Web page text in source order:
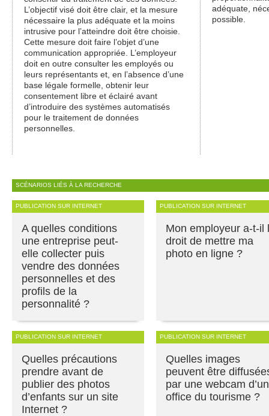
L’objectif visé doit être clair, et la mesure
nécessaire la plus adéquate et la moins
intrusive pour l’atteindre doit être choisie.
Cette mesure doit faire l’objet d’une
communication appropriée. L’employeur
doit en outre consulter les employés ou
leurs représentants et, en l’absence d’une
base légale formelle, obtenir leur
consentement libre et éclairé avant
d’introduire des systèmes automatisés
pour le traitement de données
personnelles.
adéquate,
possible.
SCÉNARIOS LIÉS À LA RECHERCHE
PUBLICATION SUR INTERNET
A quelles conditions
une entreprise peut-
elle collecter puis
vendre des données
personnelles et des
profils de la
personnalité ?
PUBLICATION SUR INTERNET
Mon employeur a-t-il
droit de mettre ma
photo en ligne ?
PUBLICATION SUR INTERNET
Quelles précautions
prendre avant de
publier des photos
d’enfants sur un site
Internet ?
PUBLICATION SUR INTERNET
Quelles images
peuvent être
par une webcam d’un
office du tourisme ?